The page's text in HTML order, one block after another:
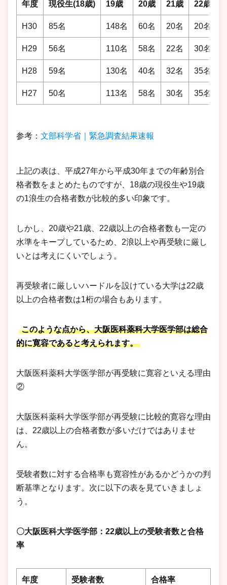
年度 現役生(18歳) 19歳 20歳 21歳 22歳以上
H30 85名 148名 60名 20名 20名
H29 56名 110名 58名 22名 30名
H28 59名 130名 40名 32名 35名
H27 50名 113名 58名 30名 35名
参考： 文部科学省｜緊急調査結果速報
上記の表は、平成27年から平成30年までの年齢別合
格者数をまとめたものですが、18歳の現役生や19歳
の1浪生の合格者数が比較的多い印象です。
しかし、20歳や21歳、22歳以上の合格者数も一定の
水準をキープしているため、2浪以上や再受験に厳し
いとは考えにくいでしょう。
再受験者に厳しいハードルを設けている大学は22歳
以上の合格者数は1桁の場合もあります。
このような点から、大阪医科薬科大学医学部は総合
的に寛容であると考えられます。
大阪医科薬科大学医学部が再受験に寛容といえる理由
②
大阪医科薬科大学医学部が再受験に比較的寛容な理由
は、22歳以上の合格者数が多いだけではありませ
ん。
受験者数に対する合格率も寛容性があるかどうかの判
断基準となります。次に以下の表を見ていきましょ
う。
〇大阪医科大学医学部：22歳以上の受験者数と合格
率
年度 受験者数 合格率